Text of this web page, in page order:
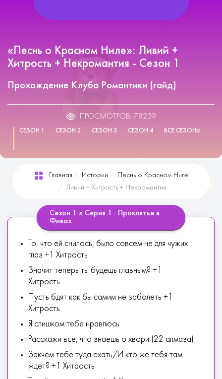
«Песнь о Красном Ниле»: Ливий +
Хитрость + Некромантия - Сезон 1
Прохождение Клуба Романтики (гайд)
ПРОСМОТРОВ: 78259
СЕЗОН 1 СЕЗОН 2 СЕЗОН 3 СЕЗОН 4 ВСЕ СЕЗОНЫ
Главная Истории
Песнь о Красном Ниле
Ливий + Хитрость + Некромантия
Сезон 1 х Серия 1 : Проклятье в
Фивах
То, что ей снилось, было совсем не для чужих
глаз +1 Хитрость
Значит теперь ты будешь главным? +1
Хитрость
Пусть бдят как бы самим не заболеть +1
Хитрость
Я слишком тебе нравлюсь
Расскажи все, что знаешь о хвори (22 алмаза)
Закчем тебе туда ехать/И кто же тебя там
ждет? +1 Хитрость